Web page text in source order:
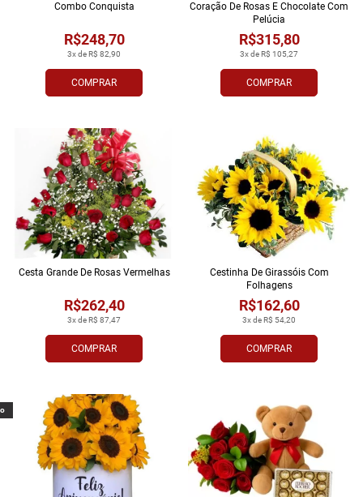
COMPRAR
3x de R$ 82,90
R$248,70
Combo Conquista
COMPRAR
3x de R$ 105,27
R$315,80
Coração De Rosas E Chocolate Com
Pelúcia
COMPRAR
3x de R$ 87,47
R$262,40
Cesta Grande De Rosas Vermelhas
COMPRAR
3x de R$ 54,20
R$162,60
Cestinha De Girassóis Com
Folhagens